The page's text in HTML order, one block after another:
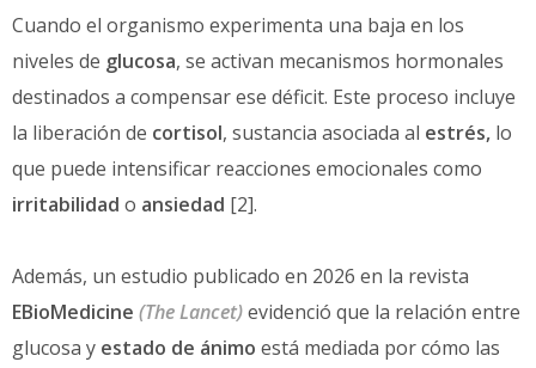
Cuando el organismo experimenta una baja en los
niveles de glucosa, se activan mecanismos hormonales
destinados a compensar ese déficit. Este proceso incluye
la liberación de cortisol, sustancia asociada al estrés, lo
que puede intensificar reacciones emocionales como
irritabilidad o ansiedad [2].
Además, un estudio publicado en 2026 en la revista
EBioMedicine (The Lancet)evidenció que la relación entre
glucosa y estado de ánimo está mediada por cómo las